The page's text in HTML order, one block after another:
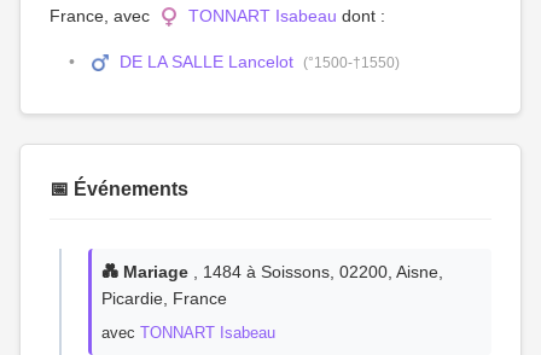
France, avec
TONNART Isabeau dont :
DE LA SALLE Lancelot (°1500-†1550)
📅 Événements
💑 Mariage , 1484 à Soissons, 02200, Aisne,
Picardie, France
avec TONNART Isabeau